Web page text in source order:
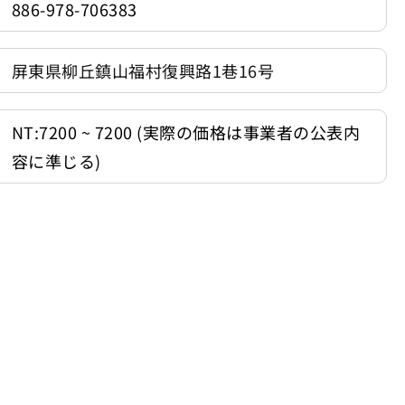
886-978-706383
屏東県柳丘鎮山福村復興路1巷16号
NT:7200 ~ 7200 (実際の価格は事業者の公表内
容に準じる)